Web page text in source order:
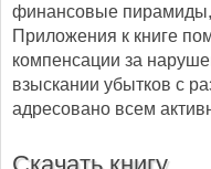
финансовые пирамиды,
Приложения к книге
компенсации за
взыскании убытков с
адресовано всем